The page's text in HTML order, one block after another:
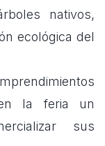
nativos,
ecológica del
la feria un
sus